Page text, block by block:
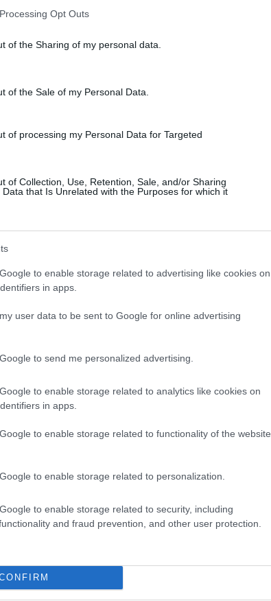
Opt Outs
of the Sharing of my personal data.
of the Sale of my Personal Data.
of processing my Personal Data for Targeted
of Collection, Use, Retention, Sale, and/or Sharing
that Is Unrelated with the Purposes for which it
to enable storage related to advertising like cookies on
in apps.
user data to be sent to Google for online advertising
to send me personalized advertising.
to enable storage related to analytics like cookies on
in apps.
to enable storage related to functionality of the website
to enable storage related to personalization.
to enable storage related to security, including
and fraud prevention, and other user protection.